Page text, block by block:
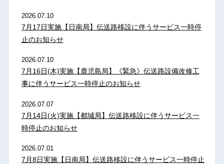
2026.07.10
7月17日実施【日南局】伝送路移設に伴うサービス一時停
止のお知らせ
2026.07.10
7月16日(木)実施【鹿児島局】《緊急》伝送路設備改修工
事に伴うサービス一時停止のお知らせ
2026.07.07
7月14日(火)実施【都城局】伝送路移設に伴うサービス一
時停止のお知らせ
2026.07.01
7月8日実施【日南局】伝送路移設に伴うサービス一時停止